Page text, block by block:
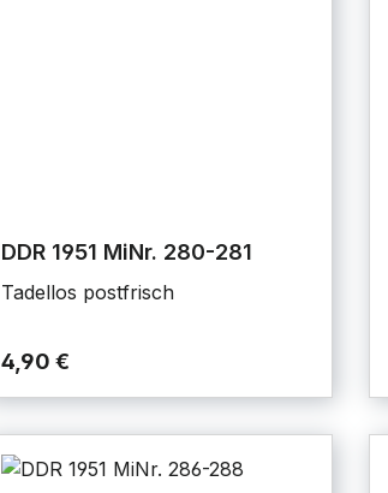
DDR 1951 MiNr. 280-281
Tadellos postfrisch
4,90 €